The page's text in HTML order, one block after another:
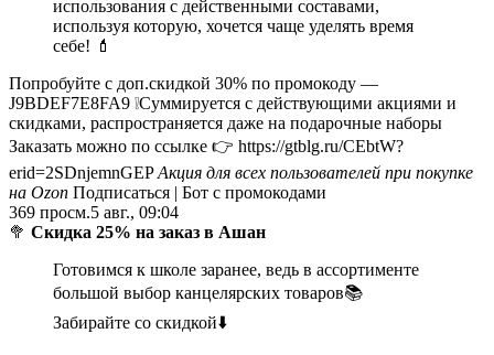
использования с действенными составами,
используя которую, хочется чаще уделять время
себе! 💄
Попробуйте с доп.скидкой 30% по промокоду —
J9BDEF7E8FA9 ❕Суммируется с действующими акциями и
скидками, распространяется даже на подарочные наборы
Заказать можно по ссылке 👉 https://gtblg.ru/CEbtW?
erid=2SDnjemnGEPАкция для всех пользователей при покупке
на Ozon Подписаться | Бот с промокодами
369 просм.5 авг., 09:04
🥦 Скидка 25% на заказ в Ашан
Готовимся к школе заранее, ведь в ассортименте
большой выбор канцелярских товаров📚
Забирайте со скидкой⬇️